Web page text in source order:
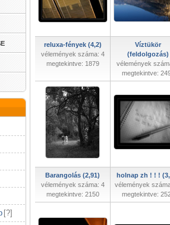
[?]
reluxa-fények (4,2)
vélemények száma: 4
megtekintve: 1879
Víztükör
(feldolgozás)
vélemények
megtekintve:
Barangolás (2,91)
vélemények száma: 4
megtekintve: 2150
holnap zh ! ! !
vélemények
megtekintve: